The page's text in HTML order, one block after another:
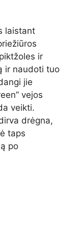
laistant
ir
ir naudoti tuo
jie
vejos
veikti.
drėgna,
taps
po